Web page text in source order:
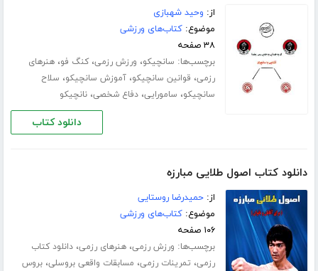
از: وحید شهبازی
موضوع:کتاب‌های ورزشی
۳۸ صفحه
برچسب‌ها: سانچیکو، ورزش رزمی،کنگ فو،هنرهای
رزمی، قوانین سانچیکو،آموزش سانچیکو، سلاح
سانچیکو، سامورایی،دفاع شخصی،نانچیکو
دانلود کتاب
دانلود کتاب اصول طلایی مبارزه
از:حمیدرضا روستایی
موضوع:کتاب‌های ورزشی
۱۰۶ صفحه
برچسب‌ها: ورزش رزمی،هنرهای رزمی،دانلود کتاب
رزمی، تمرینات رزمی، مسابقات واقعی بروسلی،بروس